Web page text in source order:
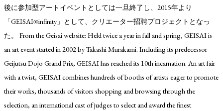
後に参加型アートイベントとしては一旦終了し、2015年より
「GEISAI∞infinity」として、クリエーター招聘プロジェクトとなっ
た。 From the Geisai website: Held twice a year in fall and spring, GEISAI is
an art event started in 2002 by Takashi Murakami. Including its predecessor
Geijutsu Dojo Grand Prix, GEISAI has reached its 10th incarnation. An art fair
with a twist, GEISAI combines hundreds of booths of artists eager to promote
their works, thousands of visitors shopping and browsing through the
selection, an international cast of judges to select and award the finest